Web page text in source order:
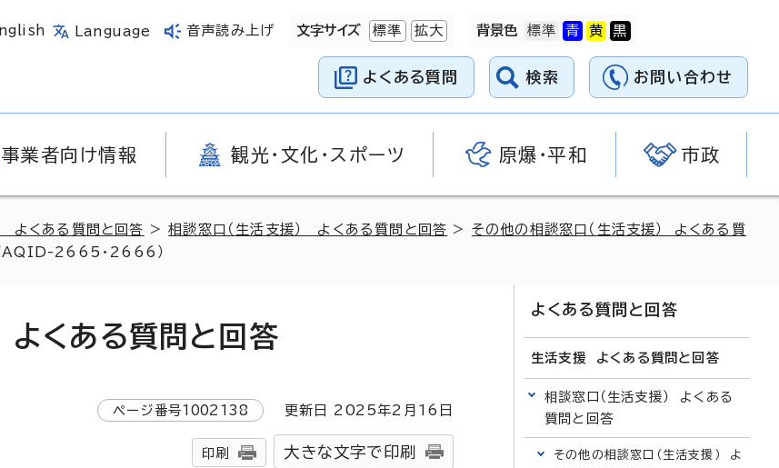
Language 音声読み上げ 文字サイズ 標準 拡大 背景色
よくある質問 検索 お問い合わせ
事業者向け情報 観光・文化・スポーツ 原爆・平和 市政
よくある質問と回答 >相談窓口（生活支援） よくある質問と回答 > その他の相談窓口（生活支援） よくある質
2665・2666）
よくある質問と回答
ページ番号1002138 更新日 2025年2月 16 日
印刷 大きな文字で印刷
よくある質問と回答
生活支援 よくある質問と回答
相談窓口（生活支援） よくある
質問と回答
その他の相談窓口（生活支援） よ